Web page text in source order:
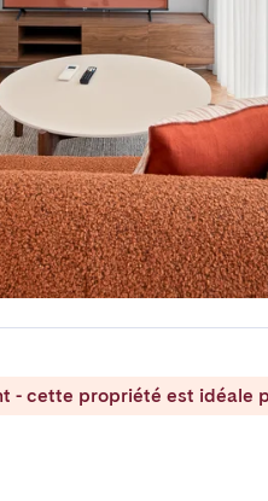
- cette propriété est idéale